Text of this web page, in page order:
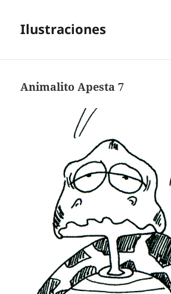
Ilustraciones
Animalito Apesta 7